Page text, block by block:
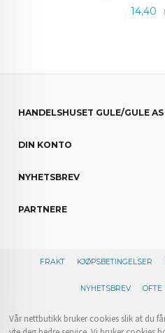
Tilbud
14,40
HANDELSHUSET GULE/GULE AS
DIN KONTO
NYHETSBREV
PARTNERE
FRAKT KJØPSBETINGELSER
NYHETSBREV OFTE
Vår nettbutikk bruker cookies slik at du